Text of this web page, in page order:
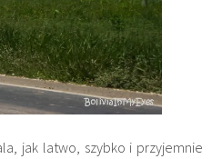
jak latwo, szybko i przyjemnie